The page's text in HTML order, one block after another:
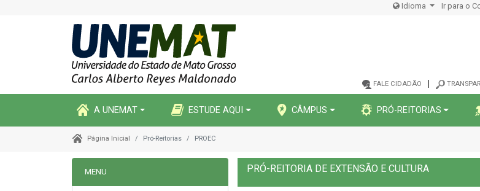
Idioma Ir para o
FALE CIDADÃO
A UNEMAT ESTUDE AQUI CÂMPUS PRÓ-REITORIAS
Página Inicial Pró-Reitorias PROEC
MENU PRÓ-REITORIA DE EXTENSÃO E CULTURA